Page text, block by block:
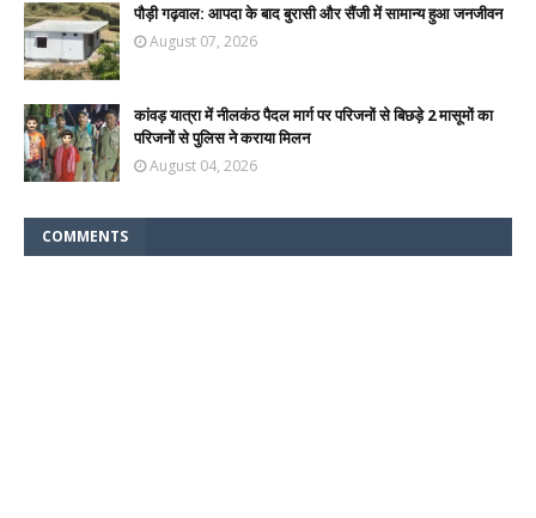
पौड़ी गढ़वाल: आपदा के बाद बुरासी और सैंजी में सामान्य हुआ जनजीवन
August 07, 2026
कांवड़ यात्रा में नीलकंठ पैदल मार्ग पर परिजनों से बिछड़े 2 मासूमों का
परिजनों से पुलिस ने कराया मिलन
August 04, 2026
COMMENTS